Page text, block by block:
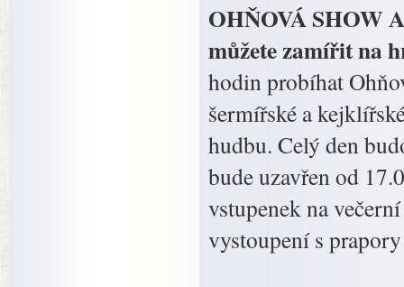
OHŇOVÁ SHOW
můžete zamířit na
hodin probíhat
šermířské a
hudbu. Celý den
bude uzavřen od
vstupenek na
vystoupení s